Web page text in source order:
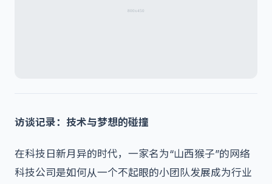
访谈记录：技术与梦想的碰撞
在科技日新月异的时代，一家名为“山西猴子”的网络
科技公司是如何从一个不起眼的小团队发展成为行业